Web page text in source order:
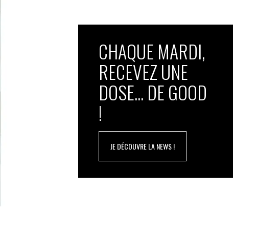
CHAQUE MARDI,
RECEVEZ UNE
DOSE... DE GOOD
!
JE DÉCOUVRE LA NEWS !